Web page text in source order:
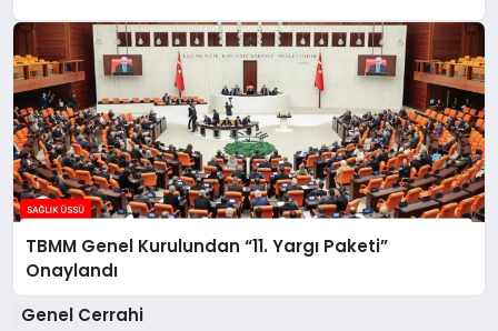
TBMM Genel Kurulundan “11. Yargı Paketi”
Onaylandı
Genel Cerrahi